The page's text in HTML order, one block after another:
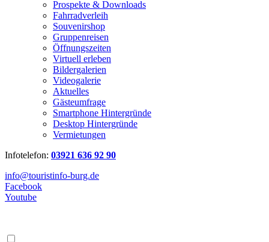
Prospekte & Downloads
Fahrradverleih
Souvenirshop
Gruppenreisen
Öffnungszeiten
Virtuell erleben
Bildergalerien
Videogalerie
Aktuelles
Gästeumfrage
Smartphone Hintergründe
Desktop Hintergründe
Vermietungen
Infotelefon: 03921 636 92 90
info@touristinfo-burg.de
Facebook
Youtube